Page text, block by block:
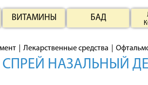
ВИТАМИНЫ БАД
Лекарственные средства
НАЗАЛЬНЫЙ